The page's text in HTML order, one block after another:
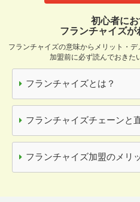
初心者にお
フランチャイズが
フランチャイズの意味からメリット・デ
加盟前に必ず読んでおきた
フランチャイズとは？
フランチャイズチェーンと
フランチャイズ加盟のメリ